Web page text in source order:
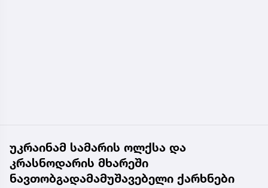
უკრაინამ სამარის ოლქსა და
კრასნოდარის მხარეში
ნავთობგადამამუშავებელი ქარხნები